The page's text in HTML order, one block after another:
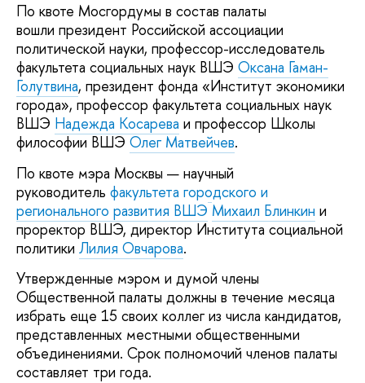
По квоте Мосгордумы в состав палаты
вошли президент Российской ассоциации
политической науки, профессор-исследователь
факультета социальных наук ВШЭ Оксана Гаман-
Голутвина, президент фонда «Институт экономики
города», профессор факультета социальных наук
ВШЭ Надежда Косарева и профессор Школы
философии ВШЭ Олег Матвейчев.
По квоте мэра Москвы — научный
руководитель факультета городского и
регионального развития ВШЭ Михаил Блинкин и
проректор ВШЭ, директор Института социальной
политики Лилия Овчарова.
Утвержденные мэром и думой члены
Общественной палаты должны в течение месяца
избрать еще 15 своих коллег из числа кандидатов,
представленных местными общественными
объединениями. Срок полномочий членов палаты
составляет три года.